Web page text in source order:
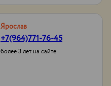
Ярослав
+7(964)771-76-45
более 3 лет на сайте